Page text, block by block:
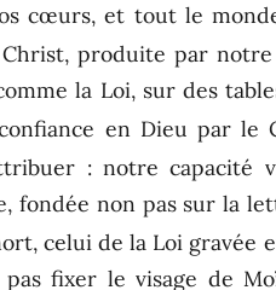
cœurs, et tout le
produite par
la Loi, sur des
en Dieu par le
: notre capacité
fondée non pas sur la
celui de la Loi gravée
fixer le visage de